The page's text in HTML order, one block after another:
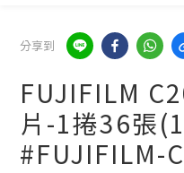
🔥 DJI OSMO
分享到
FUJIFILM
片-1捲36張
#FUJIFILM-